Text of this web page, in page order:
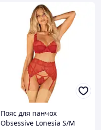
Пояс для панчох
Obsessive Lonesia S/M